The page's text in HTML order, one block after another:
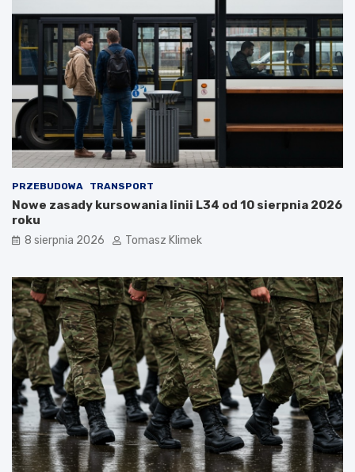
PRZEBUDOWA TRANSPORT
Nowe zasady kursowania linii L34 od 10 sierpnia 2026
roku
8 sierpnia 2026 Tomasz Klimek